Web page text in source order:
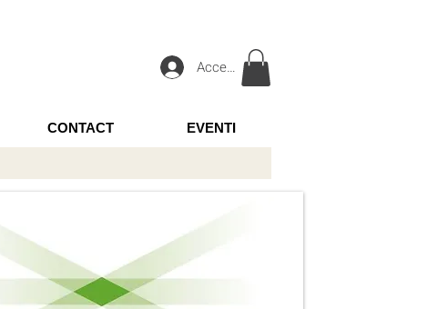
Accedi
CONTACT EVENTI